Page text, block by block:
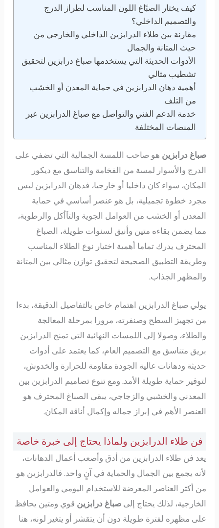
كيف يختار الصبّاغ اللون المناسب لطراز الدرج
والتصميم الداخلي؟
مقارنة بين طلاء الدرابزين الداخلي والخارجي من
حيث المتانة والجمال
الأدوات الحديثة التي يستخدمها صباغ درابزين لتحقيق
تشطيب مثالي
أهمية دهان الدرابزين في حماية المعدن أو الخشب
من التلف
خدمة الدعم الفني والتواصل مع صباغ الدرابزين عبر
المنصات المختلفة
صباغ درابزين هو صاحب اللمسة الجمالية التي تضفي على
الدرج والأسوار لمسة من الفخامة والتناسق مع ديكور
المكان، سواء كان داخليا أو خارجيا، فدهان الدرابزين ليس
مجرد خطوة تجميلية، بل هو عنصر أساسي في حماية
المعدن أو الخشب من العوامل الجوية والتآأكل والرطوبة،
مما يضمن بقاءه متين وأنيق لسنوات طويلة، الصباغ
المحترف يدرك تماما أهمية اختيار نوع الطلاء المناسب
وطريقة التطبيق الصحيحة لتحقيق توازن مثالي بين المتانة
والمظهر الجذاب.
يولي صباغ الدرابزين اهتمام خاص بالتفاصيل الدقيقة، بدءا
من تجهيز السطح وصنفرته، مرورا بمرحلة المعالجة
والطلاء، وصولا إلى اللمسات النهائية التي تمنح الدرابزين
بريق متناسق مع التصميم العام، كما يعتمد على أدوات
حديثة ودهانات عالية الجودة مقاومة للحرارة والخدوش،
لتوفير حماية طويلة الأمد. ومع تنوع تصاميم الدرابزين بين
المعدني والخشبي والزجاجي، يبقى الصباغ المحترف هو
العنصر الأهم في إبراز جماله وإكمال أناقة المكان.
فن طلاء الدرابزين ولماذا يحتاج إلى خبرة خاصة
يعد فن طلاء الدرابزين من أدق وأصعب أعمال الدهانات،
لأنه يجمع بين الجمال والحماية في آنٍ واحد. فالدرابزين هو
من أكثر العناصر المعرضة للاستخدام اليومي والعوامل
الخارجية، لذلك يحتاج إلىصباغ درابزين قوي ومتين يحافظ
على مظهره لفترة طويلة دون أن يتقشر أو يتغير لونه، هنا